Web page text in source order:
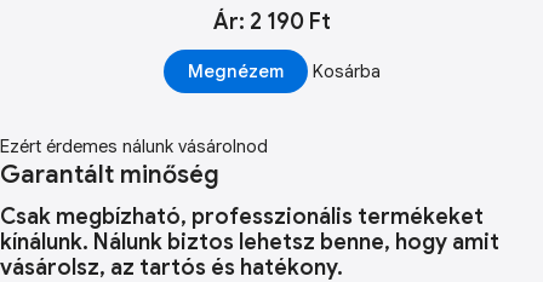
Ár: 2 190 Ft
Megnézem Kosárba
Ezért érdemes nálunk vásárolnod
Garantált minőség
Csak megbízható, professzionális termékeket
kínálunk. Nálunk biztos lehetsz benne, hogy amit
vásárolsz, az tartós és hatékony.